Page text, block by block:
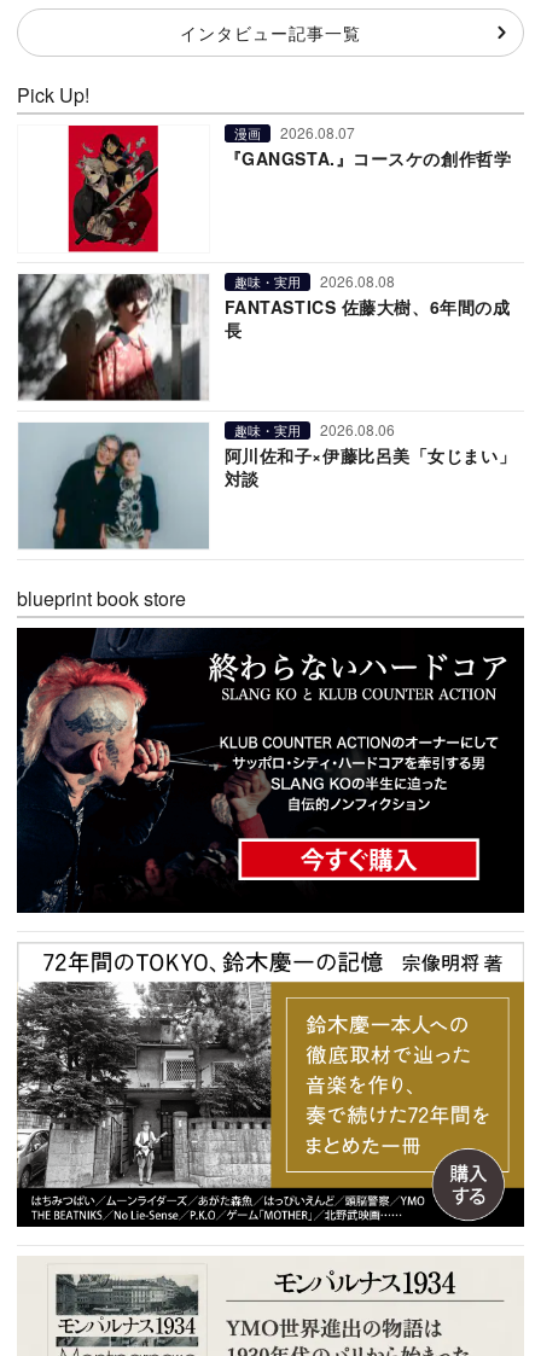
インタビュー記事一覧
Pick Up!
漫画 2026.08.07
『GANGSTA.』コースケの創作哲学
趣味・実用 2026.08.08
FANTASTICS 佐藤大樹、6年間の成
長
趣味・実用 2026.08.06
阿川佐和子×伊藤比呂美「女じまい」
対談
blueprint book store